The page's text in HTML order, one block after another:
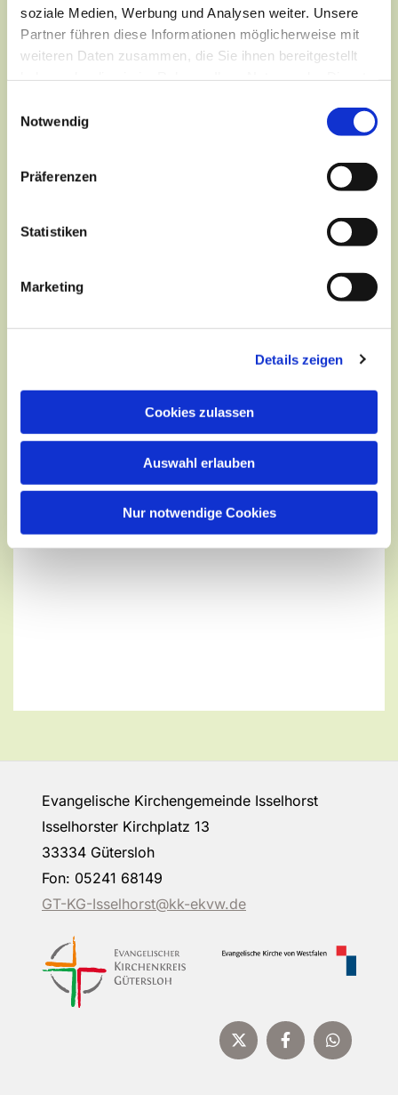
soziale Medien, Werbung und Analysen weiter. Unsere
Partner führen diese Informationen möglicherweise mit
weiteren Daten zusammen, die Sie ihnen bereitgestellt
Notwendig
Präferenzen
Statistiken
Marketing
Details zeigen
Cookies zulassen
Auswahl erlauben
Nur notwendige Cookies
Dies könnte Sie auch
Evangelische Kirchengemeinde Isselhorst
Isselhorster Kirchplatz 13
33334 Gütersloh
Fon: 05241 68149
GT-KG-Isselhorst@kk-ekvw.de